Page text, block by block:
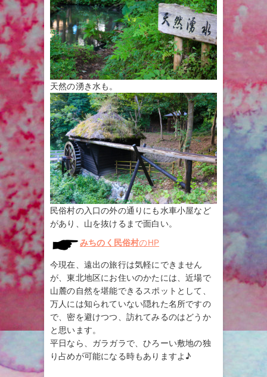
天然の湧き水も。
民俗村の入口の外の通りにも水車小屋など
があり、山を抜けるまで面白い。
みちのく民俗村のHP
今現在、遠出の旅行は気軽にできません
が、東北地区にお住いのかたには、近場で
山麓の自然を堪能できるスポットとして、
万人には知られていない隠れた名所ですの
で、密を避けつつ、訪れてみるのはどうか
と思います。
平日なら、ガラガラで、ひろーい敷地の独
り占めが可能になる時もありますよ♪